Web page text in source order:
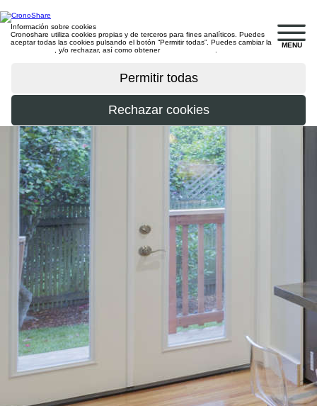
MENU
Información sobre cookies
Cronoshare utiliza cookies propias y de terceros para fines analíticos. Puedes
aceptar todas las cookies pulsando el botón “Permitir todas”. Puedes cambiar la
, y/o rechazar, así como obtener